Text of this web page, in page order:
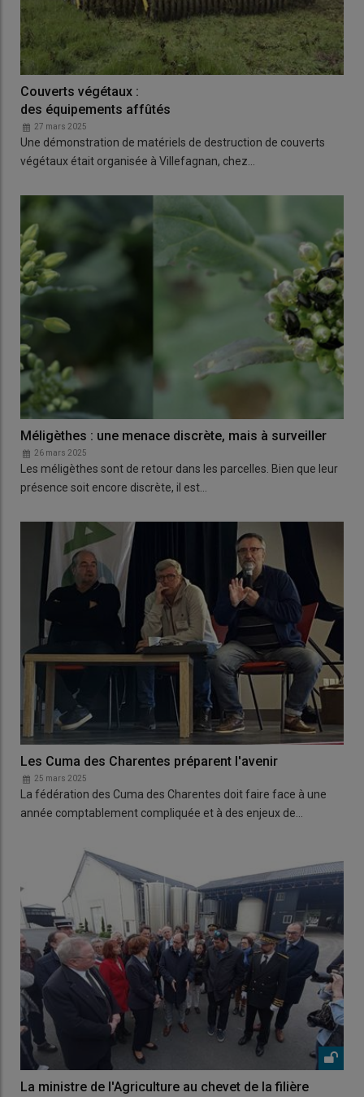
Couverts végétaux :
des équipements affûtés
27 mars 2025
Une démonstration de matériels de destruction de couverts
végétaux était organisée à Villefagnan, chez…
Méligèthes : une menace discrète, mais à surveiller
26 mars 2025
Les méligèthes sont de retour dans les parcelles. Bien que leur
présence soit encore discrète, il est…
Les Cuma des Charentes préparent l'avenir
25 mars 2025
La fédération des Cuma des Charentes doit faire face à une
année comptablement compliquée et à des enjeux de…
La ministre de l'Agriculture au chevet de la filière